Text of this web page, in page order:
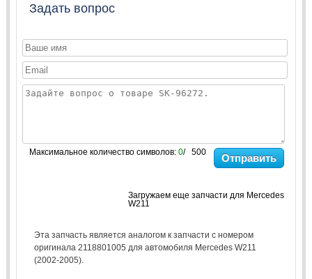
Задать вопрос
Максимальное количество символов: 0/ 500 Отправить
Загружаем еще запчасти для Mercedes
W211
Эта запчасть является аналогом к запчасти с номером
оригинала 2118801005 для автомобиля Mercedes W211
(2002-2005).